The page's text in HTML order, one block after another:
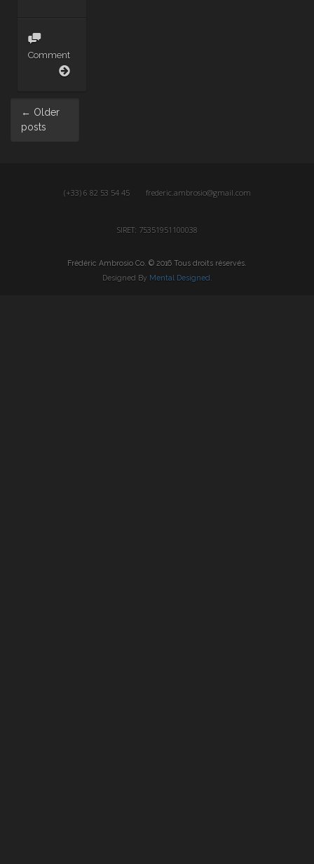
Comment
navigation
← Older
posts
(+33) 6 82 53 54 45 frederic.ambrosio@gmail.com
SIRET: 75351951100038
Frédéric Ambrosio Co. © 2016 Tous droits réservés.
Designed By Mental Designed